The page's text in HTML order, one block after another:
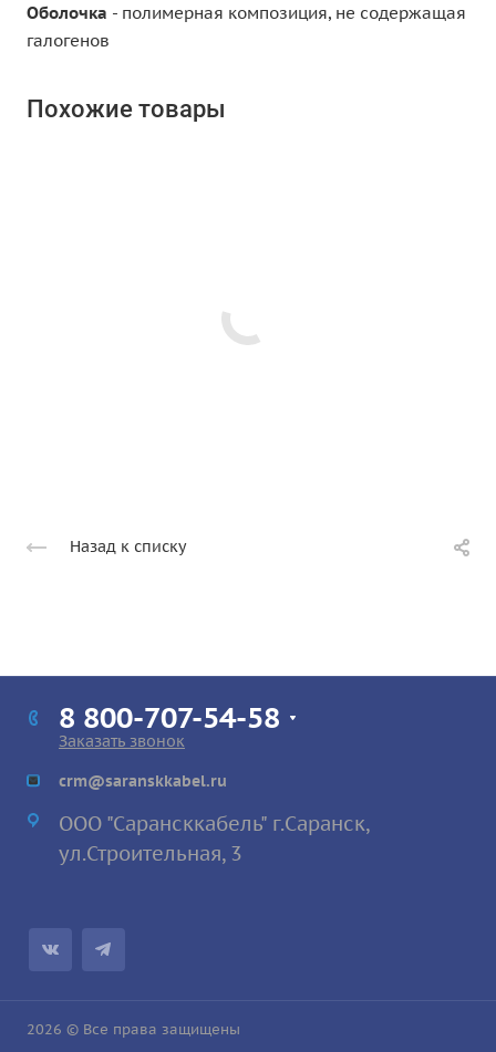
Оболочка - полимерная композиция, не содержащая
галогенов
Похожие товары
Назад к списку
8 800-707-54-58
Заказать звонок
crm@saranskkabel.ru
ООО "Сарансккабель" г.Саранск,
ул.Строительная, 3
2026 © Все права защищены